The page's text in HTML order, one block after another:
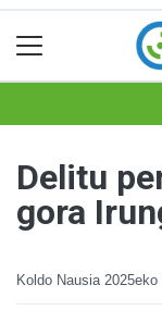
Delitu
gora
Koldo Nausia 2025eko